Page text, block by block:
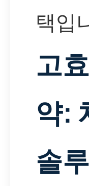
택입
고
약:
솔